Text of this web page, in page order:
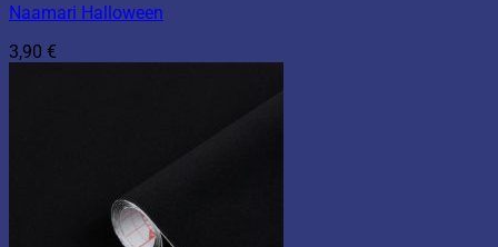
Naamari Halloween
3,90 €